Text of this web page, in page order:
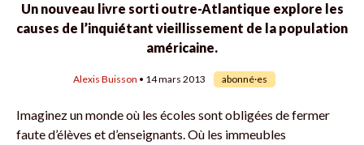
Un nouveau livre sorti outre-Atlantique explore les
causes de l’inquiétant vieillissement de la population
américaine.
Alexis Buisson • 14 mars 2013 abonné·es
Imaginez un monde où les écoles sont obligées de fermer
faute d’élèves et d’enseignants. Où les immeubles